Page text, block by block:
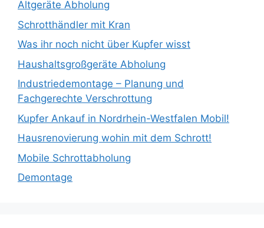
Altgeräte Abholung
Schrotthändler mit Kran
Was ihr noch nicht über Kupfer wisst
Haushaltsgroßgeräte Abholung
Industriedemontage – Planung und
Fachgerechte Verschrottung
Kupfer Ankauf in Nordrhein-Westfalen Mobil!
Hausrenovierung wohin mit dem Schrott!
Mobile Schrottabholung
Demontage